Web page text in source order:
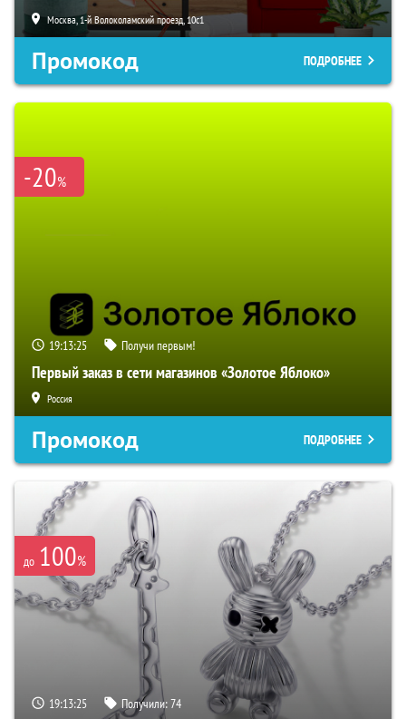
Москва, 1-й Волоколамский проезд, 10с1
Промокод ПОДРОБНЕЕ
-20%
19:13:24 Получи первым!
Первый заказ в сети магазинов «Золотое Яблоко»
Россия
Промокод ПОДРОБНЕЕ
до 100%
19:13:24 Получили:74